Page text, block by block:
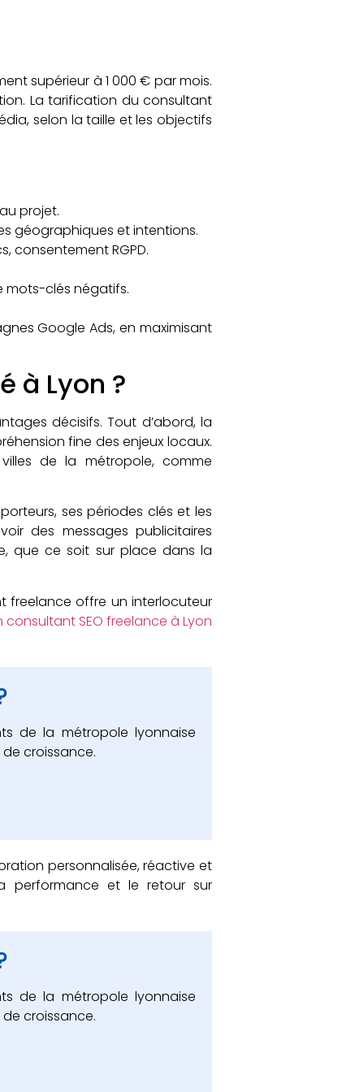
supérieur à 1 000 € par mois.
La tarification du consultant
selon la taille et les objectifs
projet.
géographiques et intentions.
consentement RGPD.
mots-clés négatifs.
Google Ads, en maximisant
à Lyon ?
décisifs. Tout d’abord, la
fine des enjeux locaux.
de la métropole, comme
ses périodes clés et les
des messages publicitaires
que ce soit sur place dans la
freelance offre un interlocuteur
consultant SEO freelance à Lyon
de la métropole lyonnaise
croissance.
personnalisée, réactive et
performance et le retour sur
de la métropole lyonnaise
croissance.